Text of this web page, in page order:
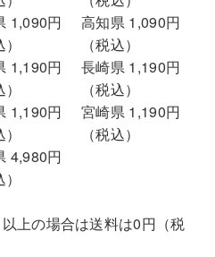
1,090円
高知県 1,090円
（税込）
1,190円
長崎県 1,190円
（税込）
1,190円
宮崎県 1,190円
（税込）
4,980円
上の場合は送料は0円（税